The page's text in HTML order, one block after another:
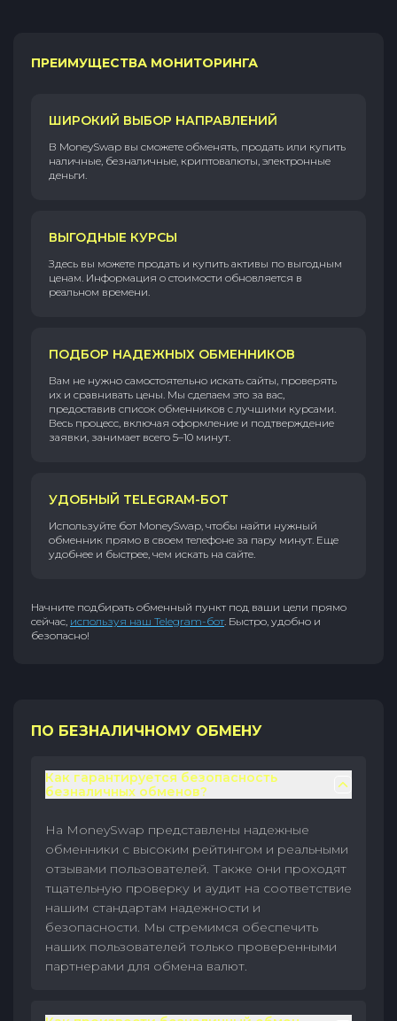
ПРЕИМУЩЕСТВА МОНИТОРИНГА
ШИРОКИЙ ВЫБОР НАПРАВЛЕНИЙ
В MoneySwap вы сможете обменять, продать или купить
наличные, безналичные, криптовалюты, электронные
деньги.
ВЫГОДНЫЕ КУРСЫ
Здесь вы можете продать и купить активы по выгодным
ценам. Информация о стоимости обновляется в
реальном времени.
ПОДБОР НАДЕЖНЫХ ОБМЕННИКОВ
Вам не нужно самостоятельно искать сайты, проверять
их и сравнивать цены. Мы сделаем это за вас,
предоставив список обменников с лучшими курсами.
Весь процесс, включая оформление и подтверждение
заявки, занимает всего 5–10 минут.
УДОБНЫЙ TELEGRAM-БОТ
Используйте бот MoneySwap, чтобы найти нужный
обменник прямо в своем телефоне за пару минут. Еще
удобнее и быстрее, чем искать на сайте.
Начните подбирать обменный пункт под ваши цели прямо
сейчас, используя наш Telegram-бот. Быстро, удобно и
безопасно!
ПО БЕЗНАЛИЧНОМУ ОБМЕНУ
Как гарантируется безопасность
безналичных обменов?
На MoneySwap представлены надежные
обменники с высоким рейтингом и реальными
отзывами пользователей. Также они проходят
тщательную проверку и аудит на соответствие
нашим стандартам надежности и
безопасности. Мы стремимся обеспечить
наших пользователей только проверенными
партнерами для обмена валют.